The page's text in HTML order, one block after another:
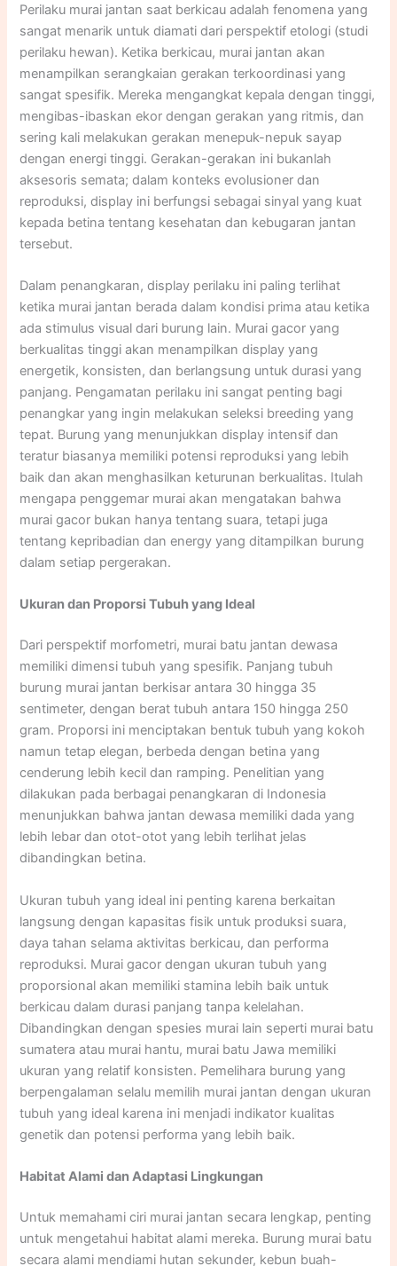
Perilaku murai jantan saat berkicau adalah fenomena yang
sangat menarik untuk diamati dari perspektif etologi (studi
perilaku hewan). Ketika berkicau, murai jantan akan
menampilkan serangkaian gerakan terkoordinasi yang
sangat spesifik. Mereka mengangkat kepala dengan tinggi,
mengibas-ibaskan ekor dengan gerakan yang ritmis, dan
sering kali melakukan gerakan menepuk-nepuk sayap
dengan energi tinggi. Gerakan-gerakan ini bukanlah
aksesoris semata; dalam konteks evolusioner dan
reproduksi, display ini berfungsi sebagai sinyal yang kuat
kepada betina tentang kesehatan dan kebugaran jantan
tersebut.​
Dalam penangkaran, display perilaku ini paling terlihat
ketika murai jantan berada dalam kondisi prima atau ketika
ada stimulus visual dari burung lain. Murai gacor yang
berkualitas tinggi akan menampilkan display yang
energetik, konsisten, dan berlangsung untuk durasi yang
panjang. Pengamatan perilaku ini sangat penting bagi
penangkar yang ingin melakukan seleksi breeding yang
tepat. Burung yang menunjukkan display intensif dan
teratur biasanya memiliki potensi reproduksi yang lebih
baik dan akan menghasilkan keturunan berkualitas. Itulah
mengapa penggemar murai akan mengatakan bahwa
murai gacor bukan hanya tentang suara, tetapi juga
tentang kepribadian dan energy yang ditampilkan burung
dalam setiap pergerakan.
Ukuran dan Proporsi Tubuh yang Ideal
Dari perspektif morfometri, murai batu jantan dewasa
memiliki dimensi tubuh yang spesifik. Panjang tubuh
burung murai jantan berkisar antara 30 hingga 35
sentimeter, dengan berat tubuh antara 150 hingga 250
gram. Proporsi ini menciptakan bentuk tubuh yang kokoh
namun tetap elegan, berbeda dengan betina yang
cenderung lebih kecil dan ramping. Penelitian yang
dilakukan pada berbagai penangkaran di Indonesia
menunjukkan bahwa jantan dewasa memiliki dada yang
lebih lebar dan otot-otot yang lebih terlihat jelas
dibandingkan betina.​
Ukuran tubuh yang ideal ini penting karena berkaitan
langsung dengan kapasitas fisik untuk produksi suara,
daya tahan selama aktivitas berkicau, dan performa
reproduksi. Murai gacor dengan ukuran tubuh yang
proporsional akan memiliki stamina lebih baik untuk
berkicau dalam durasi panjang tanpa kelelahan.
Dibandingkan dengan spesies murai lain seperti murai batu
sumatera atau murai hantu, murai batu Jawa memiliki
ukuran yang relatif konsisten. Pemelihara burung yang
berpengalaman selalu memilih murai jantan dengan ukuran
tubuh yang ideal karena ini menjadi indikator kualitas
genetik dan potensi performa yang lebih baik.
Habitat Alami dan Adaptasi Lingkungan
Untuk memahami ciri murai jantan secara lengkap, penting
untuk mengetahui habitat alami mereka. Burung murai batu
secara alami mendiami hutan sekunder, kebun buah-